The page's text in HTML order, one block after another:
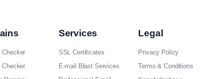
Checker
Checker
Services
SSL Certificates
E-mail Blast Services
Legal
Privacy Policy
Terms & Conditions